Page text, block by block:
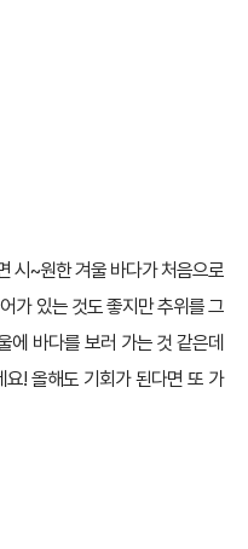
시~원한 겨울 바다가 처음으로
가 있는 것도 좋지만 추위를 그
에 바다를 보러 가는 것 같은데
! 올해도 기회가 된다면 또 가